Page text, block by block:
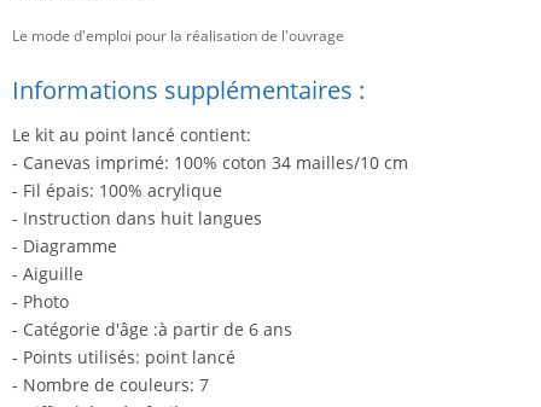
Le mode d'emploi pour la réalisation de l'ouvrage
Informations supplémentaires :
Le kit au point lancé contient:
- Canevas imprimé: 100% coton 34 mailles/10 cm
- Fil épais: 100% acrylique
- Instruction dans huit langues
- Diagramme
- Aiguille
- Photo
- Catégorie d'âge :à partir de 6 ans
- Points utilisés: point lancé
- Nombre de couleurs: 7